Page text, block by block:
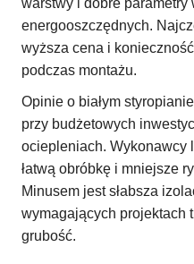
warstwy i dobre parametry
energooszczędnych.
wyższa cena i
podczas montażu.
Opinie o białym
przy budżetowych
ociepleniach. Wykonawcy
łatwą obróbkę i mniejsze
Minusem jest słabsza
wymagających projektach
grubość.